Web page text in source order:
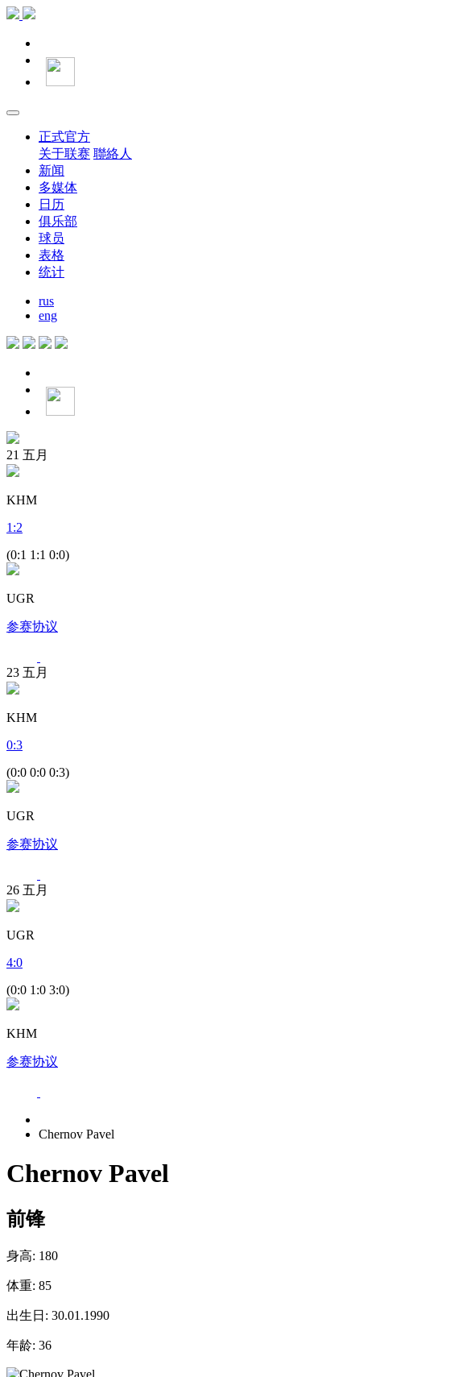
正式官方
关于联赛 聯絡人
新闻
多媒体
日历
俱乐部
球员
表格
统计
rus
eng
21 五月
KHM
1 :2
(0:1 1:1 0:0)
UGR
参赛协议
23 五月
KHM
0:3
(0:0 0:0 0:3)
UGR
参赛协议
26 五月
UGR
4:0
(0:0 1:0 3:0)
KHM
参赛协议
Chernov Pavel
Chernov Pavel
前锋
身高: 180
体重: 85
出生日: 30.01.1990
年龄: 36